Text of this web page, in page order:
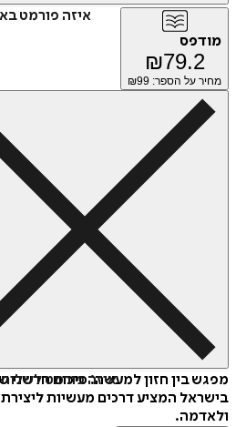
איזה פורמט
מודפס
₪79.2
מחיר על הספר: ₪ 99
איזה פורמט
מפגש בין חזון למעשה: סיכום חדשני
בישראל המציע דרכים מעשיות
ולאדמה.